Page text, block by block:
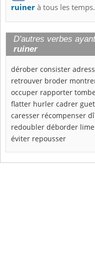
ruinerà tous les temps.
D'autres verbes
ruiner
dérober consister
retrouver broder
occuper rapporter
flatter hurler cadrer
caresser récompenser
redoubler déborder
éviter repousser